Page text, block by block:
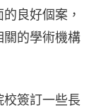
良好個案，
關的學術機構
簽訂一些長